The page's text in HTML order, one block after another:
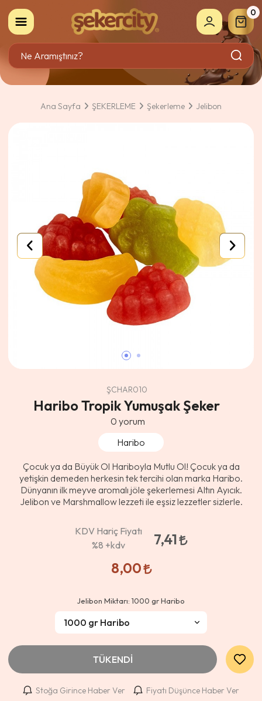
0
Ana Sayfa ŞEKERLEME Şekerleme Jelibon
ŞCHAR010
Haribo Tropik Yumuşak Şeker
0 yorum
Haribo
Çocuk ya da Büyük Ol Hariboyla Mutlu Ol! Çocuk ya da
yetişkin demeden herkesin tek tercihi olan marka Haribo.
Dünyanın ilk meyve aromalı jöle şekerlemesi Altın Ayıcık.
Jelibon ve Marshmallow lezzeti ile eşsiz lezzetler sizlerle.
KDV Hariç Fiyatı
%8 +kdv
7,41
8,00
Jelibon Miktarı: 1000 gr Haribo
TÜKENDİ
Stoğa Girince Haber Ver
Fiyatı Düşünce Haber Ver